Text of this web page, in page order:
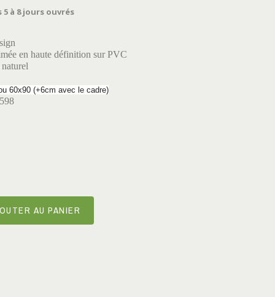
à 8 jours ouvrés
en haute définition sur PVC
60x90 (+6cm avec le cadre)
AU PANIER